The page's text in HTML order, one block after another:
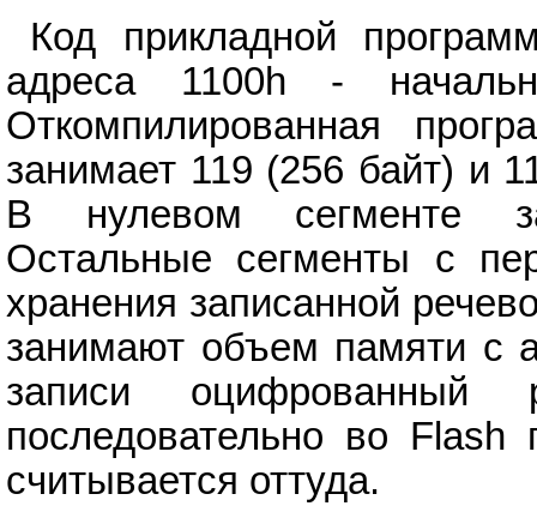
Код прикладной
адреса 1100h -
Откомпилированная
занимает 119 (256 байт) и
В нулевом сегменте
Остальные сегменты с
хранения записанной
занимают объем памяти с
записи оцифрованный
последовательно во
считывается оттуда.